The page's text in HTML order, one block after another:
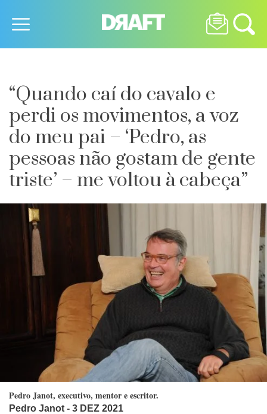
“Quando caí do cavalo e
perdi os movimentos, a voz
do meu pai – ‘Pedro, as
pessoas não gostam de gente
triste’ – me voltou à cabeça”
Pedro Janot, executivo, mentor e escritor.
Pedro Janot - 3 DEZ 2021